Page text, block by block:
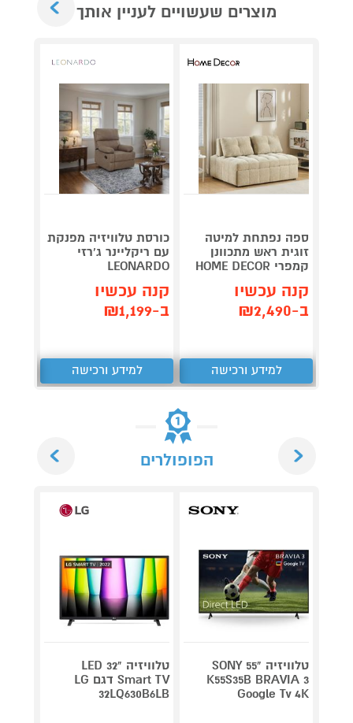
מוצרים שעשויים לעניין אותך
ספה נפתחת למיטה
זוגית ראש מתכוונן
קמפרי HOME DECOR
קנה עכשיו
ב-₪2,490
למידע ורכישה
כורסת טלוויזיה מפנקת
עם ריקליינר ג'רזי
LEONARDO
קנה עכשיו
ב-₪1,199
למידע ורכישה
הפופולרים
טלוויזיה "55 SONY
K55S35B BRAVIA 3
Google Tv 4K
טלוויזיה "32 LED
Smart TV דגם LG
32LQ630B6LB